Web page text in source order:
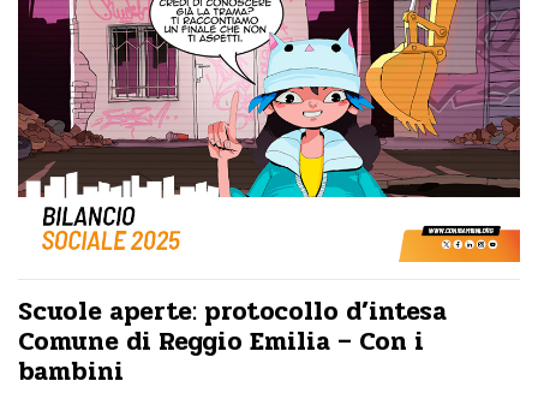
Scuole aperte: protocollo d’intesa
Comune di Reggio Emilia – Con i
bambini